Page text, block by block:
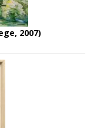
2007)